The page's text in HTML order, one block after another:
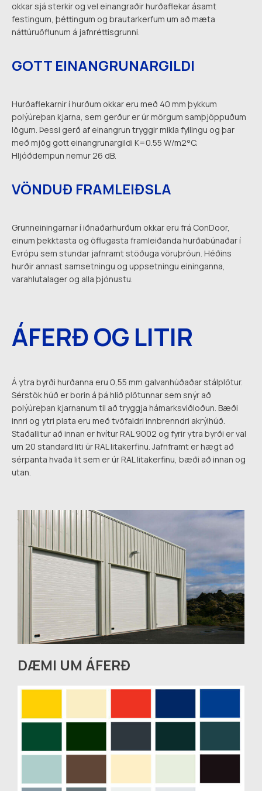
okkar sjá sterkir og vel einangraðir hurðaflekar ásamt
festingum, þéttingum og brautarkerfum um að mæta
náttúruöflunum á jafnréttisgrunni.
GOTT EINANGRUNARGILDI
Hurðaflekarnir í hurðum okkar eru með 40 mm þykkum
polýúreþan kjarna, sem gerður er úr mörgum samþjöppuðum
lögum. Þessi gerð af einangrun tryggir mikla fyllingu og þar
með mjög gott einangrunargildi K=0.55 W/m2°C.
Hljóðdempun nemur 26 dB.
VÖNDUÐ FRAMLEIÐSLA
Grunneiningarnar í iðnaðarhurðum okkar eru frá ConDoor,
einum þekktasta og öflugasta framleiðanda hurðabúnaðar í
Evrópu sem stundar jafnramt stöðuga vöruþróun. Héðins
hurðir annast samsetningu og uppsetningu eininganna,
varahlutalager og alla þjónustu.
ÁFERÐ OG LITIR
Á ytra byrði hurðanna eru 0,55 mm galvanhúðaðar stálplötur.
Sérstök húð er borin á þá hlið plötunnar sem snýr að
polýúreþan kjarnanum til að tryggja hámarksviðloðun. Bæði
innri og ytri plata eru með tvöfaldri innbrenndri akrýlhúð.
Staðallitur að innan er hvítur RAL 9002 og fyrir ytra byrði er val
um 20 standard liti úr RAL litakerfinu. Jafnframt er hægt að
sérpanta hvaða lit sem er úr RAL litakerfinu, bæði að innan og
utan.
DÆMI UM ÁFERÐ